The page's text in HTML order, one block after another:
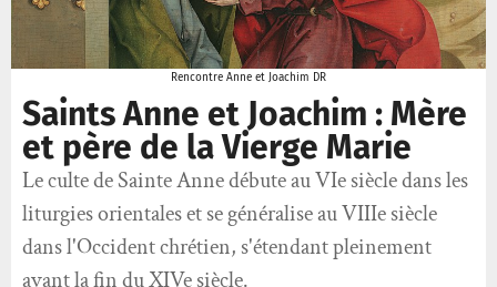
Rencontre Anne et Joachim DR
Saints Anne et Joachim : Mère
et père de la Vierge Marie
Le culte de Sainte Anne débute au VIe siècle dans les
liturgies orientales et se généralise au VIIIe siècle
dans l'Occident chrétien, s'étendant pleinement
avant la fin du XIVe siècle.